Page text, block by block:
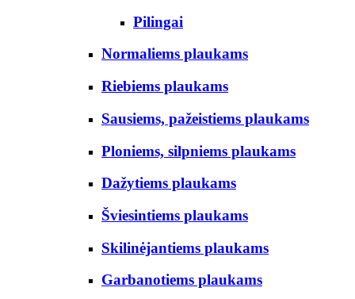
Pilingai
Normaliems plaukams
Riebiems plaukams
Sausiems, pažeistiems plaukams
Ploniems, silpniems plaukams
Dažytiems plaukams
Šviesintiems plaukams
Skilinėjantiems plaukams
Garbanotiems plaukams